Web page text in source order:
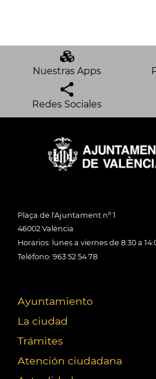
Nuestras Apps
Redes Sociales
Plaça de l'Ajuntament nº 1
46002 València
Horarios: lunes a viernes de 8:30 a
Teléfono: 963 52 54 78
Ayuntamiento
La ciudad
Trámites
Atención ciudadana